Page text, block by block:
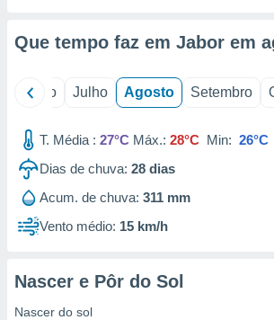
estudos
de
1199
Que tempo faz em Jabor em
Junho Julho Agosto Setembro
T. Média : 27°C Máx.: 28°C Min: 26°C
Dias de chuva: 28 dias
Acum. de chuva: 311 mm
Vento médio: 15 km/h
Nascer e Pôr do Sol
Nascer do sol